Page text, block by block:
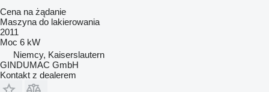
Cena na żądanie
Maszyna do lakierowania
2011
Moc 6 kW
Niemcy, Kaiserslautern
GINDUMAC GmbH
Kontakt z dealerem